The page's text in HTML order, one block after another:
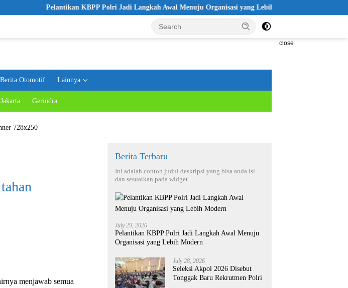
Pelantikan KBPP Polri Jadi Langkah Awal Menuju Organisasi yang Lebih Modern
close
Berita Otomotif Lainnya
Gerindra
menjawab semua
Berita Terbaru
Ini adalah contoh judul deskripsi yang bisa anda isi
dan sesuaikan pada widget
July 29, 2026
Pelantikan KBPP Polri Jadi Langkah Awal Menuju
Organisasi yang Lebih Modern
July 28, 2026
Seleksi Akpol 2026 Disebut
Tonggak Baru Rekrutmen Polri